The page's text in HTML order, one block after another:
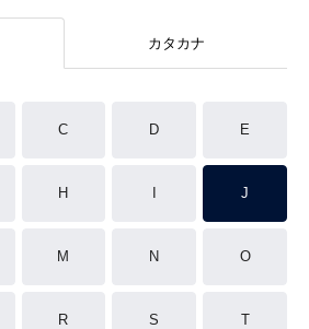
カタカナ
C D E
H J
M N O
R S T